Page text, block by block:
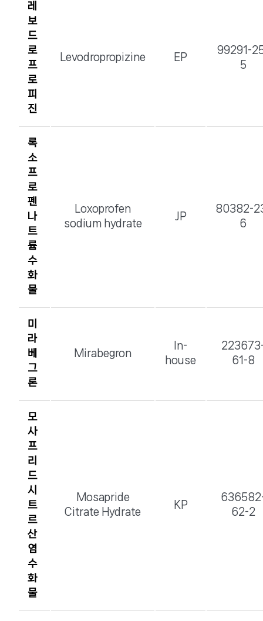
레
보
드
로
프
로
피
진
Levodropropizine EP
99291-
5
록
소
프
로
펜
나
트
륨
수
화
물
Loxoprofen
sodium hydrate
JP
80382-
6
미
라
베
그
론
Mirabegron
In-
house
61-8
모
사
프
리
드
시
트
르
산
염
수
화
물
Mosapride
Citrate Hydrate
KP
62-2